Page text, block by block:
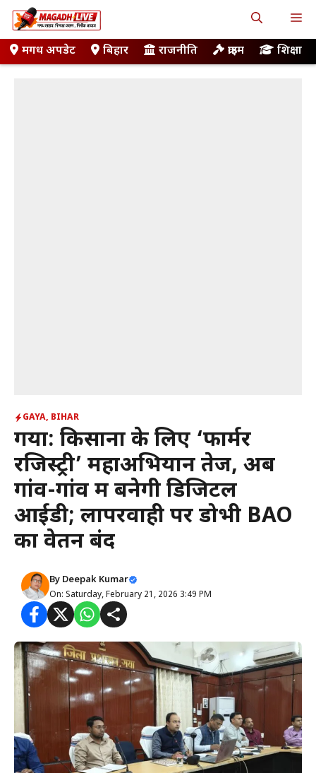
Skip
to
contentमगध अपडेट बिहार राजनीति क्राइम शिक्षा
GAYA, BIHAR
गया: किसानों के लिए ‘फार्मर
रजिस्ट्री’ महाअभियान तेज, अब
गांव-गांव में बनेगी डिजिटल
आईडी; लापरवाही पर डोभी BAO
का वेतन बंद
By Deepak Kumar
On: Saturday, February 21, 2026 3:49 PM